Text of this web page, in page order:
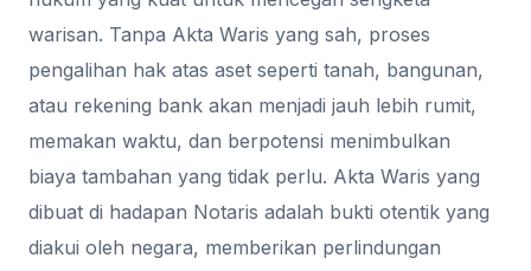
warisan. Tanpa Akta Waris yang sah, proses
pengalihan hak atas aset seperti tanah, bangunan,
atau rekening bank akan menjadi jauh lebih rumit,
memakan waktu, dan berpotensi menimbulkan
biaya tambahan yang tidak perlu. Akta Waris yang
dibuat di hadapan Notaris adalah bukti otentik yang
diakui oleh negara, memberikan perlindungan